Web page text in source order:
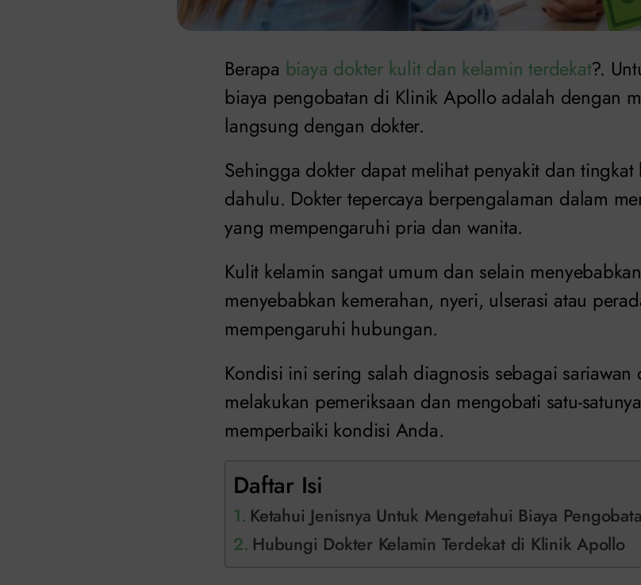
Berapa biaya dokter kulit dan kelamin terdekat?.
biaya pengobatan di Klinik Apollo adalah dengan
langsung dengan dokter.
Sehingga dokter dapat melihat penyakit dan tingkat
dahulu. Dokter tepercaya berpengalaman dalam
yang mempengaruhi pria dan wanita.
Kulit kelamin sangat umum dan selain
menyebabkan kemerahan, nyeri, ulserasi atau
mempengaruhi hubungan.
Kondisi ini sering salah diagnosis sebagai sariawan
melakukan pemeriksaan dan mengobati satu-
memperbaiki kondisi Anda.
Daftar Isi
Ketahui Jenisnya Untuk Mengetahui Biaya
Hubungi Dokter Kelamin Terdekat di Klinik Apollo